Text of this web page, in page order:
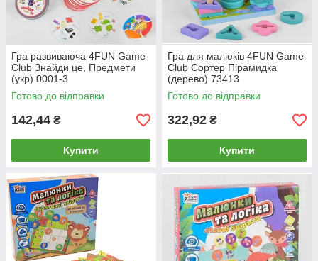
Гра развиваюча 4FUN Game
Club Знайди це, Предмети
(укр) 0001-3
Готово до відправки
142,44 ₴
Купити
Гра для малюків 4FUN Game
Club Сортер Пірамидка
(дерево) 73413
Готово до відправки
322,92 ₴
Купити